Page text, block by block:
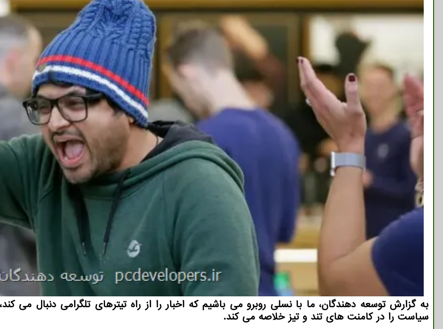
به گزارش توسعه دهندگان، ما با نسلی روبرو می باشیم که اخبار را از راه تیترهای تلگرامی دنبال می
سیاست را در کامنت های تند و تیز خلاصه می کند.